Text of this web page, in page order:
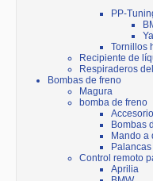
PP-
Tornillos
Recipiente de
Respiraderos
Bombas de freno
Magura
bomba de freno
Bombas
Mando a
Control remoto
Aprilia